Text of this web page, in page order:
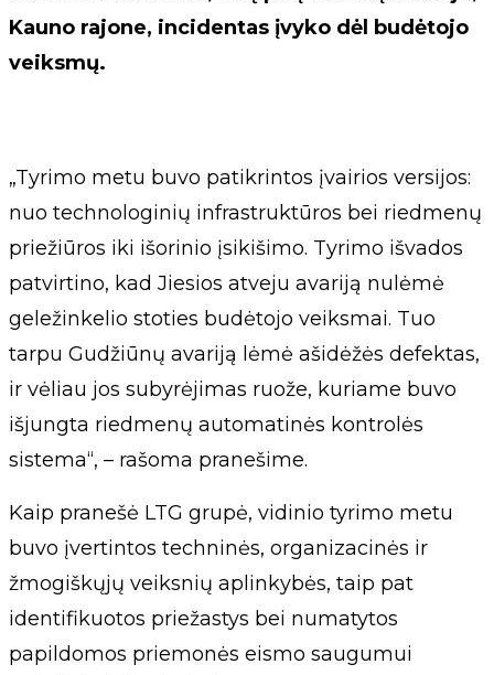
Kauno rajone, incidentas įvyko dėl budėtojo
veiksmų.
„Tyrimo metu buvo patikrintos įvairios versijos:
nuo technologinių infrastruktūros bei riedmenų
priežiūros iki išorinio įsikišimo. Tyrimo išvados
patvirtino, kad Jiesios atveju avariją nulėmė
geležinkelio stoties budėtojo veiksmai. Tuo
tarpu Gudžiūnų avariją lėmė ašidėžės defektas,
ir vėliau jos subyrėjimas ruože, kuriame buvo
išjungta riedmenų automatinės kontrolės
sistema“, – rašoma pranešime.
Kaip pranešė LTG grupė, vidinio tyrimo metu
buvo įvertintos techninės, organizacinės ir
žmogiškųjų veiksnių aplinkybės, taip pat
identifikuotos priežastys bei numatytos
papildomos priemonės eismo saugumui